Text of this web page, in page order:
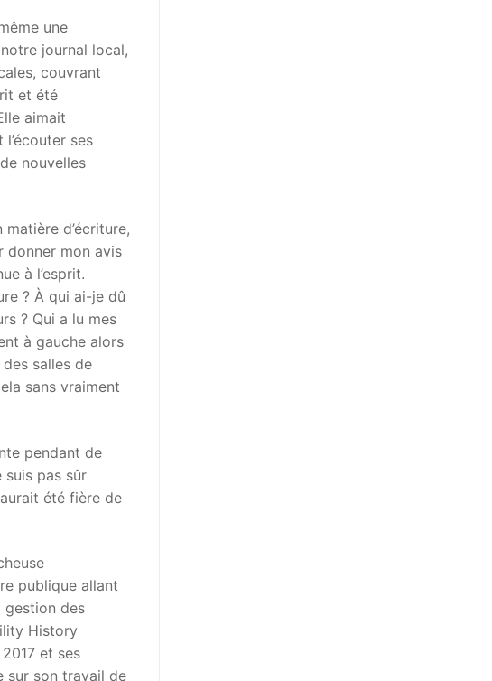
une
journal local,
couvrant
et été
aimait
ses
nouvelles
d’écriture,
donner mon avis
à l’esprit.
? À qui ai-je dû
? Qui a lu mes
à gauche alors
salles de
sans vraiment
pendant de
suis pas sûr
été fière de
publique allant
gestion des
History
et ses
sur son travail de